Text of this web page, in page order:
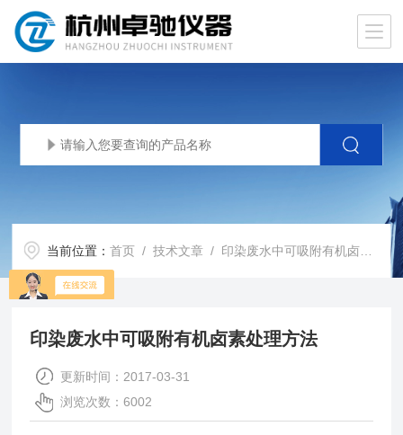
当前位置：首页 /技术文章 / 印染废水中可吸附有机卤素处理方法
印染废水中可吸附有机卤素处理方法
更新时间：2017-03-31
浏览次数：6002